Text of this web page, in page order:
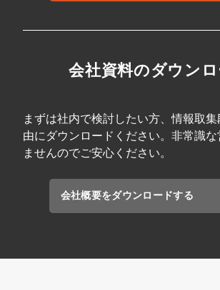
会社資料のダウンロ
まずは社内で検討したい方、情報取
由にダウンロードください。非常識
ませんのでご安心ください。
会社概要をダウンロードする